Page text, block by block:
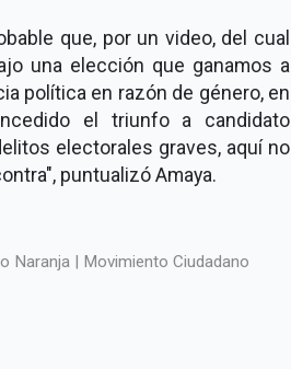
que, por un video, del cual
una elección que ganamos a
política en razón de género, en
el triunfo a candidato
electorales graves, aquí no
puntualizó Amaya.
Naranja | Movimiento Ciudadano